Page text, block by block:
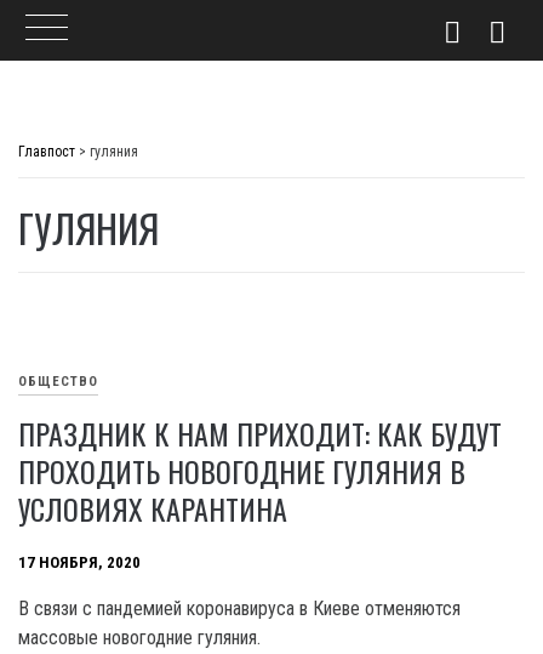
Главпост > гуляния
ГУЛЯНИЯ
ОБЩЕСТВО
ПРАЗДНИК К НАМ ПРИХОДИТ: КАК БУДУТ
ПРОХОДИТЬ НОВОГОДНИЕ ГУЛЯНИЯ В
УСЛОВИЯХ КАРАНТИНА
17 НОЯБРЯ, 2020
В связи с пандемией коронавируса в Киеве отменяются
массовые новогодние гуляния.